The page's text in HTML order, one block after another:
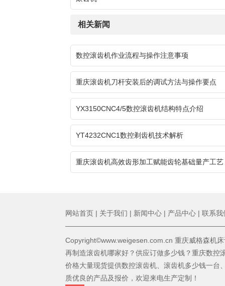
相关新闻
数控滚齿机作业流程与操作注意事项
重庆滚齿机刀杆安装后的调试方法与操作要点
YX3150CNC4/5数控滚齿机结构特点介绍
YT4232CNC1数控剃齿机技术解析
重庆滚齿机高效齿形加工赋能齿轮基础量产工艺
网站首页 | 关于我们 | 新闻中心 | 产品中心 | 联系我
Copyright©www.weigesen.com.cn 重庆威格森机
再制造滚齿机哪家好？供应订做多少钱？重庆数控
价格大量现货提供数控滚齿机、滚齿机多少钱一台
质优良的产品及报价，欢迎来电生产定制！